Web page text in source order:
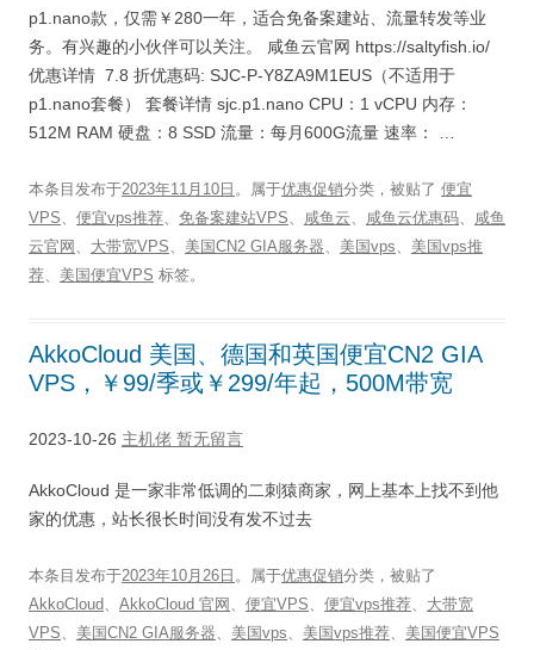
p1.nano款，仅需￥280一年，适合免备案建站、流量转发等业
务。有兴趣的小伙伴可以关注。 咸鱼云官网 https://saltyfish.io/
优惠详情 7.8 折优惠码: SJC-P-Y8ZA9M1EUS（不适用于
p1.nano套餐） 套餐详情 sjc.p1.nano CPU：1 vCPU 内存：
512M RAM 硬盘：8 SSD 流量：每月600G流量 速率： …
本条目发布于2023年11月10日 。属于优惠促销分类，被贴了 便宜
VPS、 便宜vps推荐、 免备案建站VPS、 咸鱼云、 咸鱼云优惠码、 咸鱼
云官网 、 大带宽VPS、 美国CN2 GIA服务器、 美国vps、 美国vps推
荐、 美国便宜VPS 标签。
AkkoCloud 美国、德国和英国便宜CN2 GIA
VPS，￥99/季或￥299/年起，500M带宽
2023-10-26 主机佬 暂无留言
AkkoCloud 是一家非常低调的二刺猿商家，网上基本上找不到他
家的优惠，站长很长时间没有发不过去
本条目发布于2023年10月26日 。属于优惠促销分类，被贴了
AkkoCloud、 AkkoCloud 官网 、 便宜VPS、 便宜vps推荐、 大带宽
VPS、 美国CN2 GIA服务器、 美国vps、 美国vps推荐、 美国便宜VPS